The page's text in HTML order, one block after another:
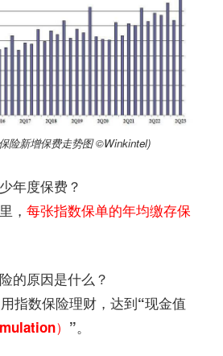
险新增保费走势图 ©️Winkintel)
年度保费？
， 每张指数保单的年均缴存保
的原因是什么？
指数保险理财，达到“现金值
） ”。